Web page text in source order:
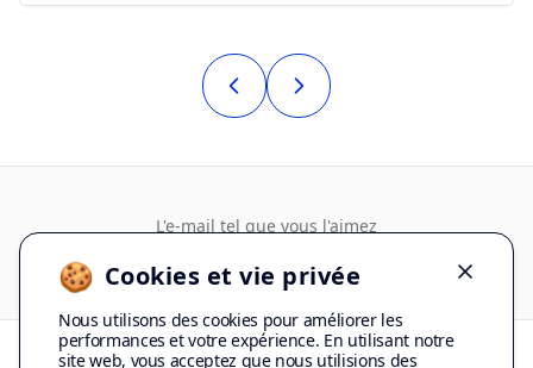
L'e-mail tel que vous l'aimez
Dismiss
🍪 Cookies et vie privée
Nous utilisons des cookies pour améliorer les
performances et votre expérience. En utilisant notre
site web, vous acceptez que nous utilisions des